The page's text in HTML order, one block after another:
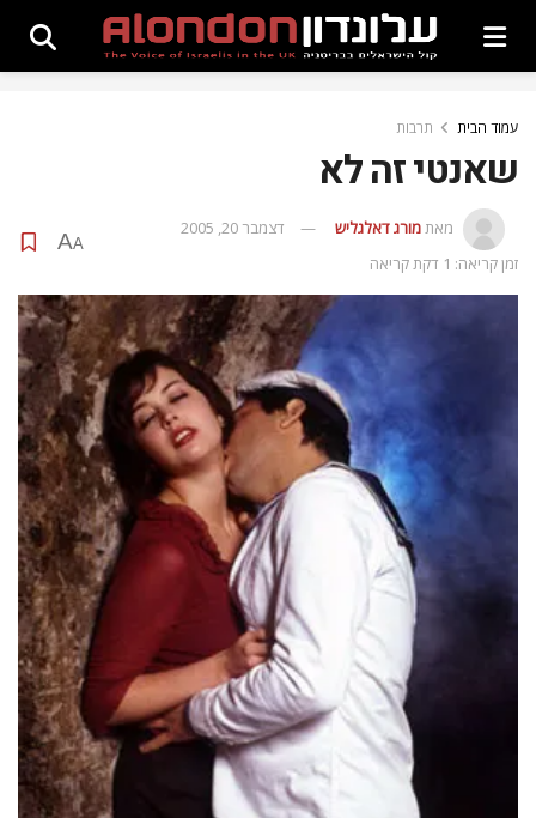
עמוד הבית תרבות
שאנטי זה לא
מאתמורג דאלגליש
דצמבר 20, 2005
זמן קריאה: 1 דקת קריאה
A
A